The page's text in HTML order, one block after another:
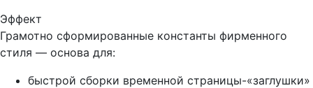
Эффект
Грамотно сформированные константы фирменного
стиля — основа для:
быстрой сборки временной страницы-«заглушки»